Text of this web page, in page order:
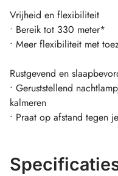
Vrijheid en flexibiliteit
• Bereik tot 330 meter*
• Meer flexibiliteit met
Rustgevend en
• Geruststellend
kalmeren
• Praat op afstand tegen